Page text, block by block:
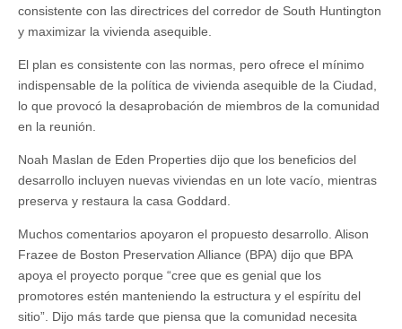
consistente con las directrices del corredor de South Huntington
y maximizar la vivienda asequible.
El plan es consistente con las normas, pero ofrece el mínimo
indispensable de la política de vivienda asequible de la Ciudad,
lo que provocó la desaprobación de miembros de la comunidad
en la reunión.
Noah Maslan de Eden Properties dijo que los beneficios del
desarrollo incluyen nuevas viviendas en un lote vacío, mientras
preserva y restaura la casa Goddard.
Muchos comentarios apoyaron el propuesto desarrollo. Alison
Frazee de Boston Preservation Alliance (BPA) dijo que BPA
apoya el proyecto porque “cree que es genial que los
promotores estén manteniendo la estructura y el espíritu del
sitio”. Dijo más tarde que piensa que la comunidad necesita